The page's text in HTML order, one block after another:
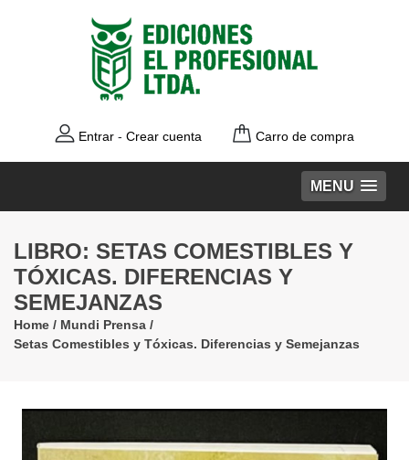
Entrar - Crear cuenta Carro de compra
MENU
LIBRO: SETAS COMESTIBLES Y
TÓXICAS. DIFERENCIAS Y
SEMEJANZAS
Home / Mundi Prensa /
Setas Comestibles y Tóxicas. Diferencias y Semejanzas